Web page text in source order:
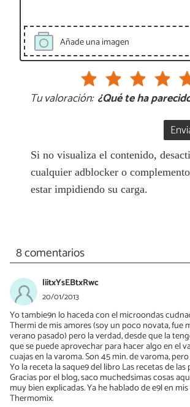
Añade una imagen
Tu valoración: ¿Qué te ha
Si no visualiza el contenido,
cualquier adblocker o
estar impidiendo su carga.
8 comentarios
liitxYsEBtxRwc
20/01/2013
Yo tambie9n lo haceda con el microondas
Thermi de mis amores (soy un poco novata, fue
verano pasado) pero la verdad, desde que la
que se puede aprovechar para hacer algo en el
cuajas en la varoma. Son 45 min. de varoma,
Yo la receta la saque9 del libro Las recetas de
Gracias por el blog, saco muchedsimas cosas
muy bien explicadas. Ya he hablado de e9l en
Thermomix.